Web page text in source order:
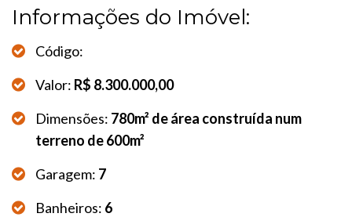
Informações do Imóvel:
Código:
Valor: R$ 8.300.000,00
Dimensões: 780m² de área construída num
terreno de 600m²
Garagem: 7
Banheiros: 6